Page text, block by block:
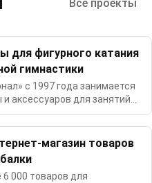
Все проекты
для фигурного катания
гимнастики
с 1997 года занимается
аксессуаров для занятий
и художественной
магазин товаров
000 товаров для